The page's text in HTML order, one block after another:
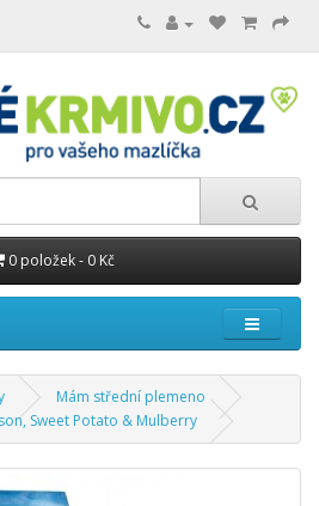
0 položek - 0 Kč
Mám střední plemeno
Sweet Potato & Mulberry